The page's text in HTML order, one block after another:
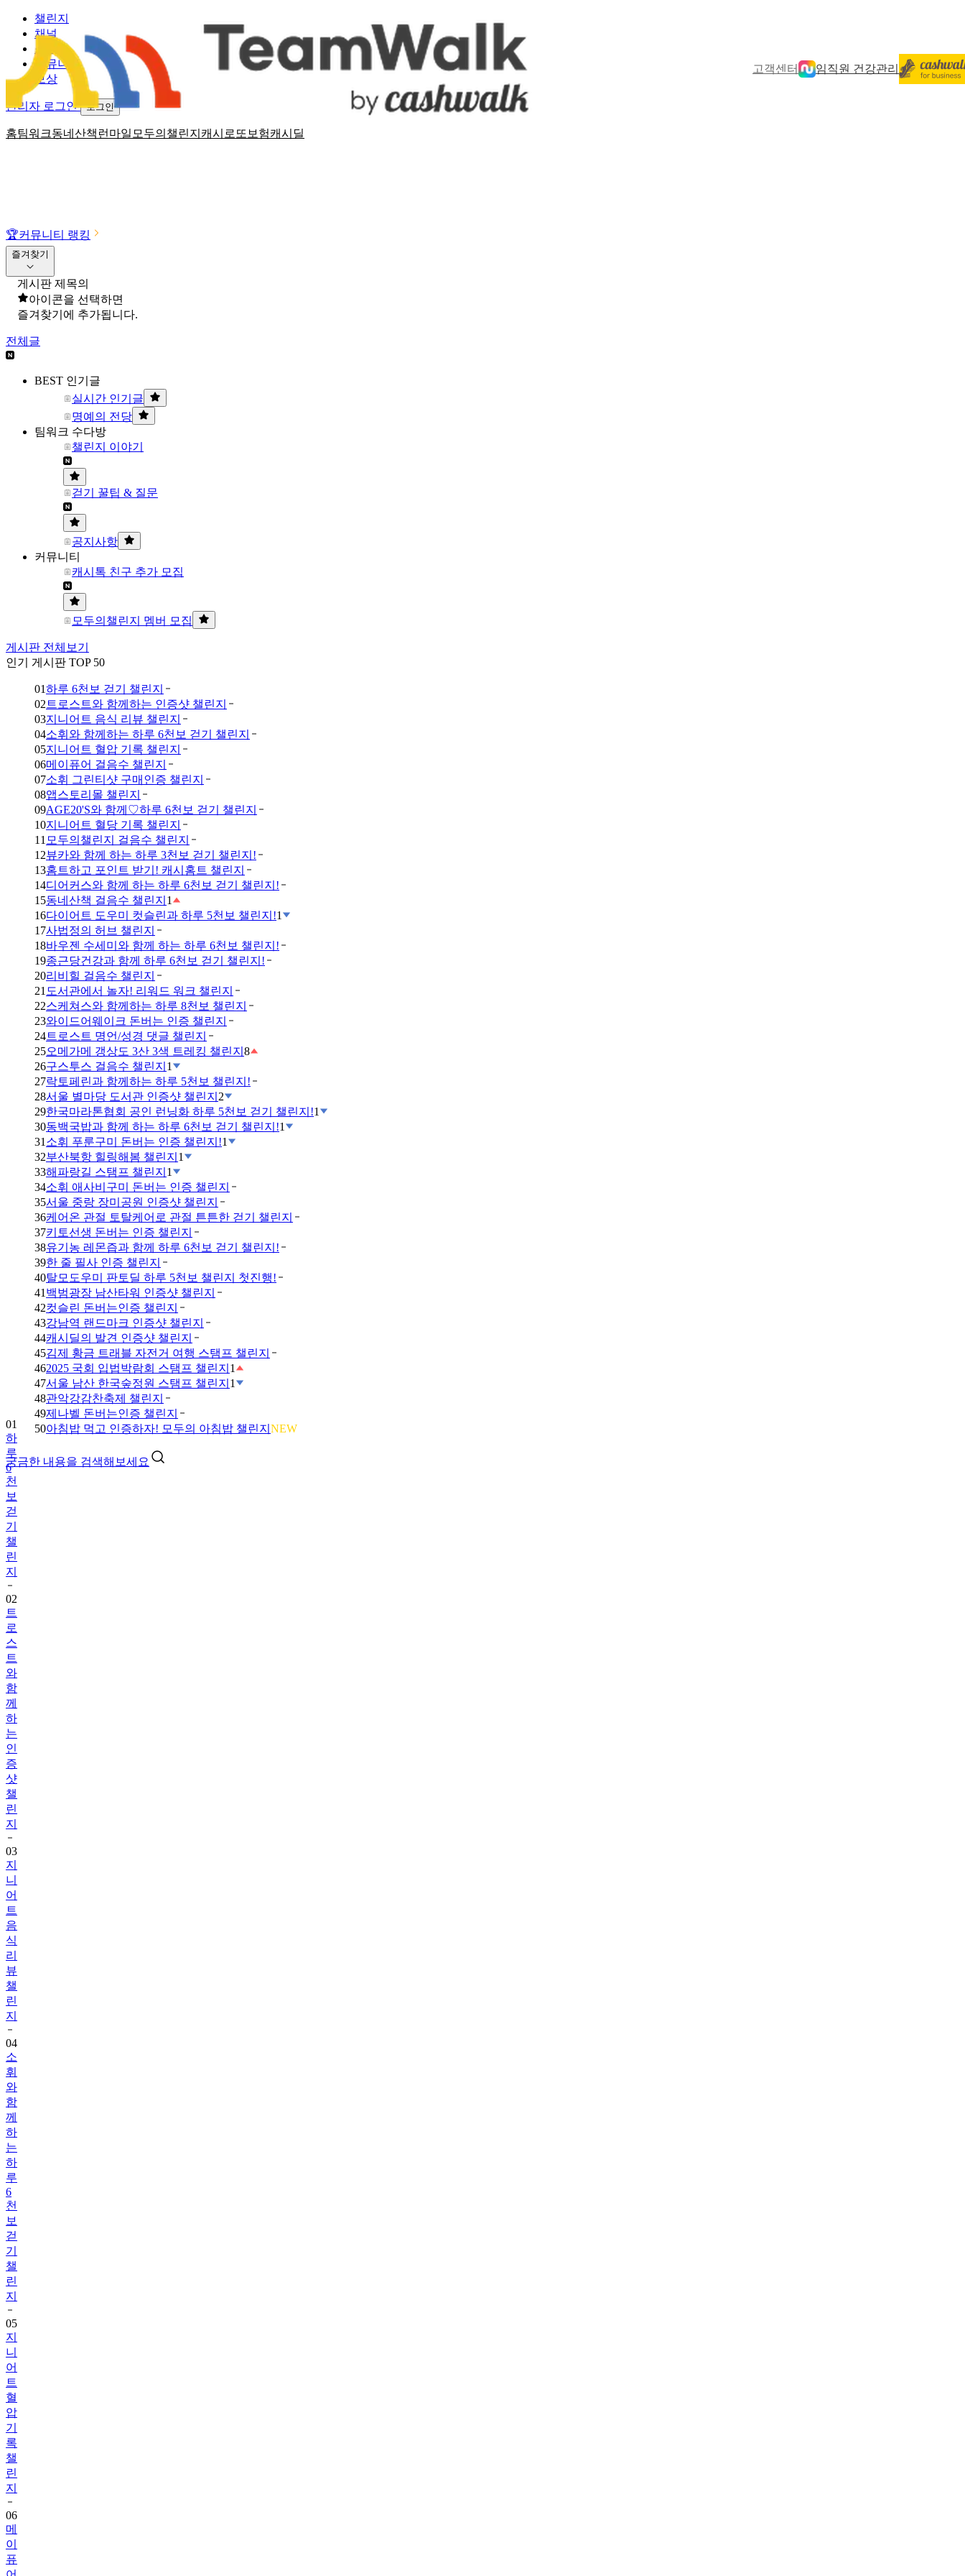
고객센터 임직원 건강관리
홈팀워크동네산책 런마일 모두의챌린지 캐시로또 보험캐시딜
챌린지
채널
소식
커뮤니티
보상
관리자 로그인 로그인
🏆커뮤니티 랭킹
즐겨찾기
게시판 제목의
아이콘을 선택하면
즐겨찾기에 추가됩니다.
전체글
BEST 인기글
실시간 인기글
명예의 전당
팀워크 수다방
챌린지 이야기
걷기 꿀팁 & 질문
공지사항
커뮤니티
캐시톡 친구 추가 모집
모두의챌린지 멤버 모집
게시판 전체보기
인기 게시판 TOP 50
01하루 6천보 걷기 챌린지
02 트로스트와 함께하는 인증샷 챌린지
03지니어트 음식 리뷰 챌린지
04소휘와 함께하는 하루 6천보 걷기 챌린지
05지니어트 혈압 기록 챌린지
06메이퓨어 걸음수 챌린지
07소휘 그린티샷 구매인증 챌린지
08앱스토리몰 챌린지
09AGE20'S와 함께♡하루 6천보 걷기 챌린지
10지니어트 혈당 기록 챌린지
11 모두의챌린지 걸음수 챌린지
12뷰카와 함께 하는 하루 3천보 걷기 챌린지!
13홈트하고 포인트 받기! 캐시홈트 챌린지
14디어커스와 함께 하는 하루 6천보 걷기 챌린지!
15동네산책 걸음수 챌린지 1
16다이어트 도우미 컷슬린과 하루 5천보 챌린지!1
17사법정의 허브 챌린지
18바우젠 수세미와 함께 하는 하루 6천보 챌린지!
19종근당건강과 함께 하루 6천보 걷기 챌린지!
20리비힐 걸음수 챌린지
21 도서관에서 놀자! 리워드 워크 챌린지
22스케쳐스와 함께하는 하루 8천보 챌린지
23와이드어웨이크 돈버는 인증 챌린지
24트로스트 명언/성경 댓글 챌린지
25오메가메 갱상도 3산 3색 트레킹 챌린지 8
26구스투스 걸음수 챌린지 1
27락토페린과 함께하는 하루 5천보 챌린지!
28서울 별마당 도서관 인증샷 챌린지 2
29한국마라톤협회 공인 런닝화 하루 5천보 걷기 챌린지!1
30동백국밥과 함께 하는 하루 6천보 걷기 챌린지!1
31 소휘 푸룬구미 돈버는 인증 챌린지!1
32부산북항 힐링해봄 챌린지 1
33해파랑길 스탬프 챌린지 1
34소휘 애사비구미 돈버는 인증 챌린지
35서울 중랑 장미공원 인증샷 챌린지
36케어온 관절 토탈케어로 관절 튼튼한 걷기 챌린지
37키토선생 돈버는 인증 챌린지
38유기농 레몬즙과 함께 하루 6천보 걷기 챌린지!
39한 줄 필사 인증 챌린지
40탈모도우미 판토딜 하루 5천보 챌린지 첫진행!
41 백범광장 남산타워 인증샷 챌린지
42컷슬린 돈버는인증 챌린지
43강남역 랜드마크 인증샷 챌린지
44캐시딜의 발견 인증샷 챌린지
45김제 황금 트래블 자전거 여행 스탬프 챌린지
462025 국회 입법박람회 스탬프 챌린지 1
47서울 남산 한국숲정원 스탬프 챌린지 1
48관악강감찬축제 챌린지
49제나벨 돈버는인증 챌린지
50아침밥 먹고 인증하자! 모두의 아침밥 챌린지 NEW
궁금한 내용을 검색해보세요
01
하
루
6
천
보
걷
기
챌
린
지
02
트
로
스
트
와
함
께
하
는
인
증
샷
챌
린
지
03
지
니
어
트
음
식
리
뷰
챌
린
지
04
소
휘
와
함
께
하
는
하
루
6
천
보
걷
기
챌
린
지
05
지
니
어
트
혈
압
기
록
챌
린
지
06
메
이
퓨